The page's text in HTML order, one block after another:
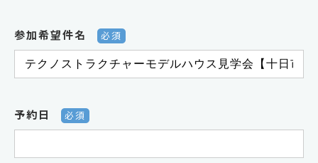
参加希望件名 必須
予約日 必須